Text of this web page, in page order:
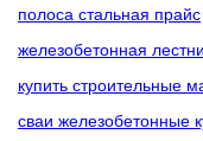
полоса стальная прайс
железобетонная
купить строительные
сваи железобетонные